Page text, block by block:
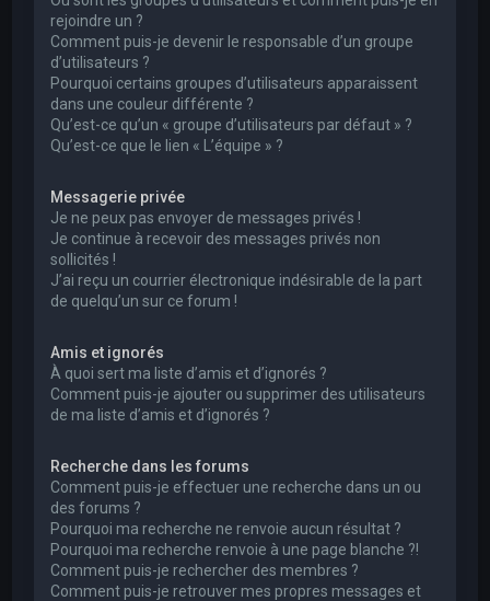
rejoindre un ?
Comment puis-je devenir le responsable d’un groupe
d’utilisateurs ?
Pourquoi certains groupes d’utilisateurs apparaissent
dans une couleur différente ?
Qu’est-ce qu’un « groupe d’utilisateurs par défaut » ?
Qu’est-ce que le lien « L’équipe » ?
Messagerie privée
Je ne peux pas envoyer de messages privés !
Je continue à recevoir des messages privés non
sollicités !
J’ai reçu un courrier électronique indésirable de la part
de quelqu’un sur ce forum !
Amis et ignorés
À quoi sert ma liste d’amis et d’ignorés ?
Comment puis-je ajouter ou supprimer des utilisateurs
de ma liste d’amis et d’ignorés ?
Recherche dans les forums
Comment puis-je effectuer une recherche dans un ou
des forums ?
Pourquoi ma recherche ne renvoie aucun résultat ?
Pourquoi ma recherche renvoie à une page blanche ?!
Comment puis-je rechercher des membres ?
Comment puis-je retrouver mes propres messages et